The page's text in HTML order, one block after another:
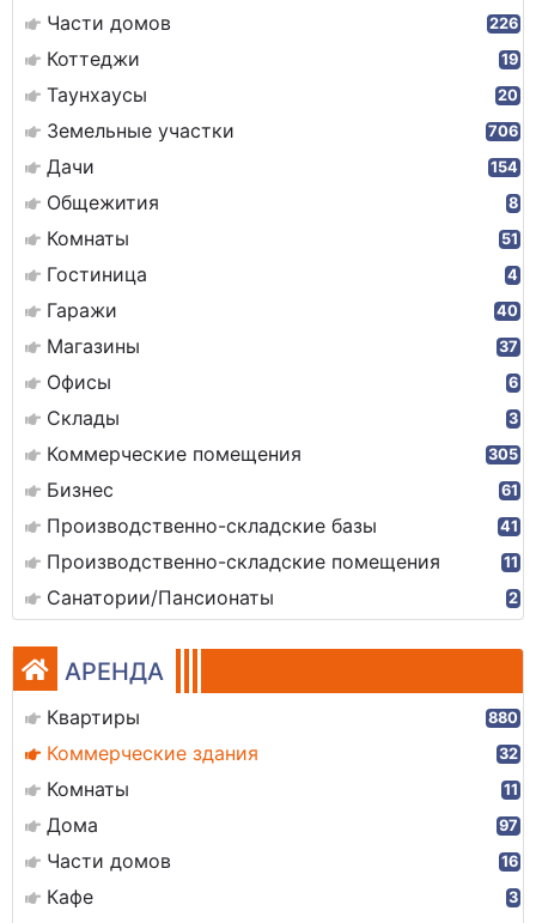
Части домов 226
Коттеджи 19
Таунхаусы 20
Земельные участки 706
Дачи 154
Общежития 8
Комнаты 51
Гостиница 4
Гаражи 40
Магазины 37
Офисы 6
Склады 3
Коммерческие помещения 305
Бизнес 61
Производственно-складские базы 41
Производственно-складские помещения 11
Санатории/Пансионаты 2
АРЕНДА
Квартиры 880
Коммерческие здания 32
Комнаты 11
Дома 97
Части домов 16
Кафе 3